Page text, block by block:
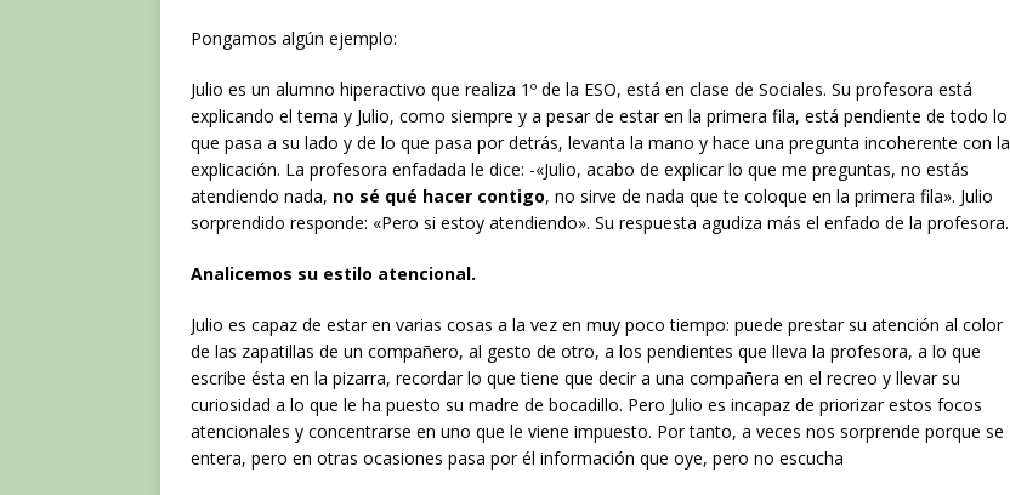
Pongamos algún ejemplo:
Julio es un alumno hiperactivo que realiza 1º de la ESO, está en clase de Sociales. Su profesora está
explicando el tema y Julio, como siempre y a pesar de estar en la primera fila, está pendiente de todo lo
que pasa a su lado y de lo que pasa por detrás, levanta la mano y hace una pregunta incoherente con la
explicación. La profesora enfadada le dice: -«Julio, acabo de explicar lo que me preguntas, no estás
atendiendo nada, no sé qué hacer contigo, no sirve de nada que te coloque en la primera fila». Julio
sorprendido responde: «Pero si estoy atendiendo». Su respuesta agudiza más el enfado de la profesora.
Analicemos su estilo atencional.
Julio es capaz de estar en varias cosas a la vez en muy poco tiempo: puede prestar su atención al color
de las zapatillas de un compañero, al gesto de otro, a los pendientes que lleva la profesora, a lo que
escribe ésta en la pizarra, recordar lo que tiene que decir a una compañera en el recreo y llevar su
curiosidad a lo que le ha puesto su madre de bocadillo. Pero Julio es incapaz de priorizar estos focos
atencionales y concentrarse en uno que le viene impuesto. Por tanto, a veces nos sorprende porque se
entera, pero en otras ocasiones pasa por él información que oye, pero no escucha